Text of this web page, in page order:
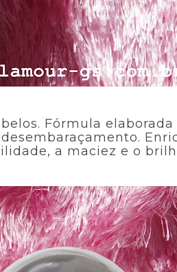
Fórmula
a maciez e o